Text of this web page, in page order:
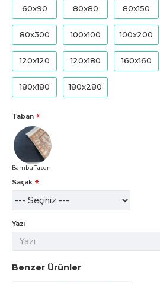
60x90
80x80 80x150
80x300 100x100 100x200
120x120 120x180 160x160
180x180 180x280
Taban
Bambu Taban
Saçak
Yazı
Benzer Ürünler